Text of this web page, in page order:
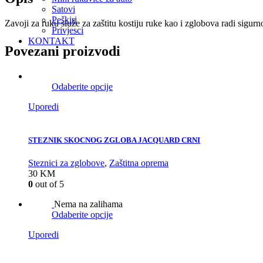
Satovi
Peškiri
Privjesci
KONTAKT
Zavoji za ruku služe za zaštitu kostiju ruke kao i zglobova radi
Povezani proizvodi
Odaberite opcije
Uporedi
STEZNIK SKOCNOG ZGLOBA JACQUARD CRNI
Steznici za zglobove, Zaštitna oprema
30 KM
0 out of 5
Nema na zalihama
Odaberite opcije
Uporedi